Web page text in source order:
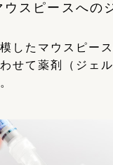
ウスピースへの
したマウスピー
せて薬剤（ジェ